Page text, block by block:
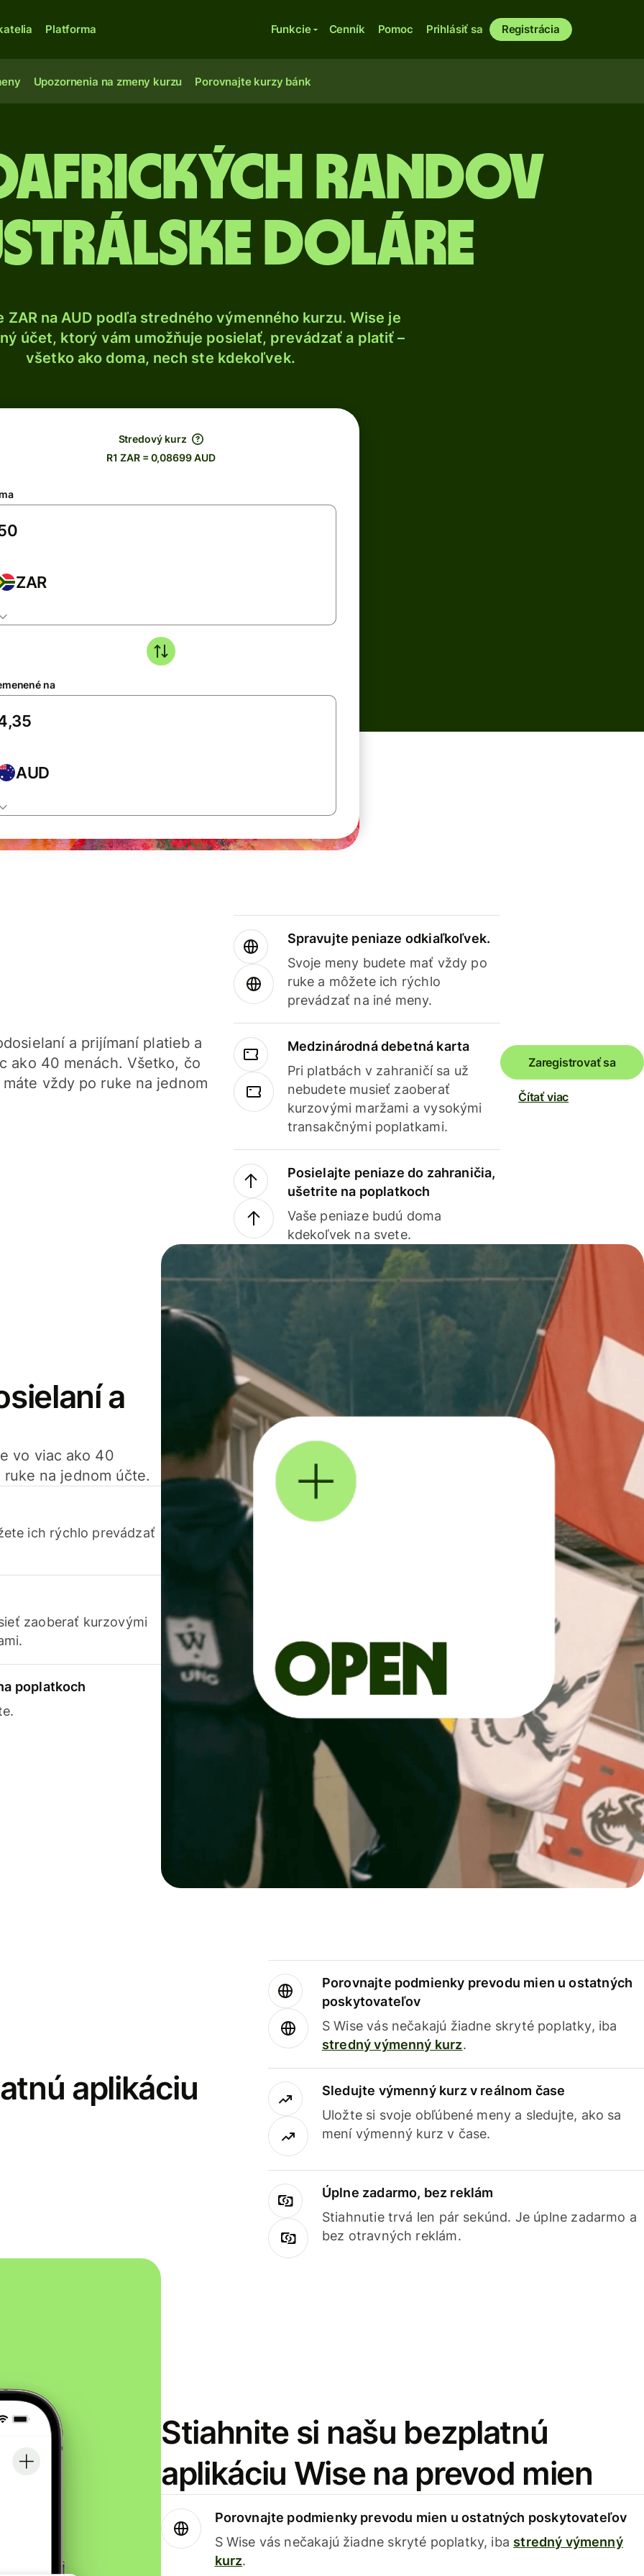
Platforma Funkcie Cenník Pomoc Prihlásiť sa Registrácia
Upozornenia na zmeny kurzu Porovnajte kurzy bánk
randov
doláre
ZAR na AUD podľa stredného výmenného kurzu. Wise je
účet, ktorý vám umožňuje posielať, prevádzať a platiť –
všetko ako doma, nech ste kdekoľvek.
Stredový kurz
R1 ZAR = 0,08699 AUD
ZAR
na
AUD
a prijímaní platieb a
ako 40 menách. Všetko, čo
vždy po ruke na jednom
Spravujte peniaze odkiaľkoľvek.
Svoje meny budete mať vždy po
ruke a môžete ich rýchlo
prevádzať na iné meny.
Medzinárodná debetná karta
Pri platbách v zahraničí sa už
nebudete musieť zaoberať
kurzovými maržami a vysokými
transakčnými poplatkami.
Posielajte peniaze do zahraničia,
ušetrite na poplatkoch
Vaše peniaze budú doma
kdekoľvek na svete.
Zaregistrovať sa
Čítať viac
a
vo viac ako 40
na jednom účte.
ich rýchlo prevádzať
zaoberať kurzovými
poplatkoch
aplikáciu
Porovnajte podmienky prevodu mien u ostatných
poskytovateľov
S Wise vás nečakajú žiadne skryté poplatky, iba
stredný výmenný kurz.
Sledujte výmenný kurz v reálnom čase
Uložte si svoje obľúbené meny a sledujte, ako sa
mení výmenný kurz v čase.
Úplne zadarmo, bez reklám
Stiahnutie trvá len pár sekúnd. Je úplne zadarmo a
bez otravných reklám.
Stiahnite si našu bezplatnú
aplikáciu Wise na prevod mien
Porovnajte podmienky prevodu mien u ostatných poskytovateľov
S Wise vás nečakajú žiadne skryté poplatky, iba stredný výmenný
kurz.